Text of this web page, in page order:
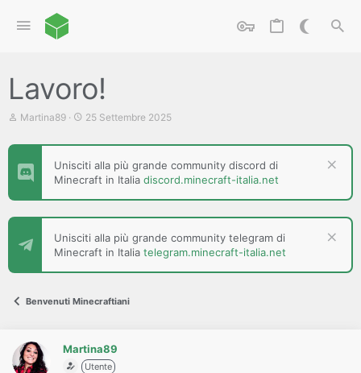
Lavoro!
C
e
t
o
D
s
u
e
Martina89
D
t
d
i
i
z
i
o
25 Settembre 2025
Unisciti alla più grande community discord di
Minecraft in Italia discord.minecraft-italia.net
Unisciti alla più grande community telegram di
Minecraft in Italia telegram.minecraft-italia.net
Benvenuti Minecraftiani
Martina89
Utente